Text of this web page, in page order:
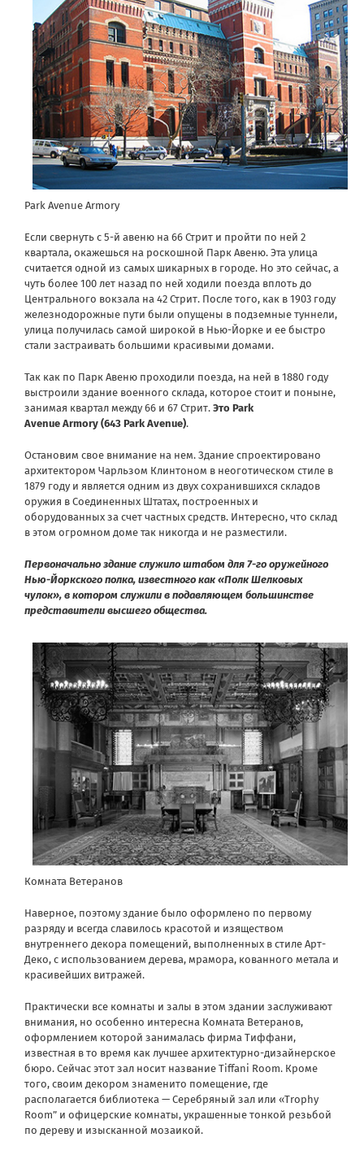
Park Avenue Armory
Если свернуть с 5-й авеню на 66 Стрит и пройти по ней 2
квартала, окажешься на роскошной Парк Авеню. Эта улица
считается одной из самых шикарных в городе. Но это сейчас, а
чуть более 100 лет назад по ней ходили поезда вплоть до
Центрального вокзала на 42 Стрит. После того, как в 1903 году
железнодорожные пути были опущены в подземные туннели,
улица получилась самой широкой в Нью-Йорке и ее быстро
стали застраивать большими красивыми домами.
Так как по Парк Авеню проходили поезда, на ней в 1880 году
выстроили здание военного склада, которое стоит и поныне,
занимая квартал между 66 и 67 Стрит. Это Park
Avenue Armory (643 Park Avenue).
Остановим свое внимание на нем. Здание спроектировано
архитектором Чарльзом Клинтоном в неоготическом стиле в
1879 году и является одним из двух сохранившихся складов
оружия в Соединенных Штатах, построенных и
оборудованных за счет частных средств. Интересно, что склад
в этом огромном доме так никогда и не разместили.
Первоначально здание служило штабом для 7-го оружейного
Нью-Йоркского полка, известного как «Полк Шелковых
чулок», в котором служили в подавляющем большинстве
представители высшего общества.
Комната Ветеранов
Наверное, поэтому здание было оформлено по первому
разряду и всегда славилось красотой и изяществом
внутреннего декора помещений, выполненных в стиле Арт-
Деко, с использованием дерева, мрамора, кованного метала и
красивейших витражей.
Практически все комнаты и залы в этом здании заслуживают
внимания, но особенно интересна Комната Ветеранов,
оформлением которой занималась фирма Тиффани,
известная в то время как лучшее архитектурно-дизайнерское
бюро. Сейчас этот зал носит название Tiffani Room. Кроме
того, своим декором знаменито помещение, где
располагается библиотека — Серебряный зал или «Trophy
Room” и офицерские комнаты, украшенные тонкой резьбой
по дереву и изысканной мозаикой.